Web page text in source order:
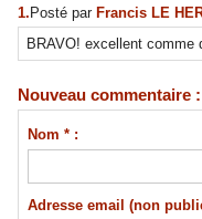
1. Posté par Francis LE
BRAVO! excellent comme
Nouveau commentaire :
Nom * :
Adresse email (non